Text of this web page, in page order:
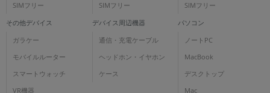
SIMフリー
SIMフリー
SIMフリー
その他デバイス
ガラケー
モバイルルーター
スマートウォッチ
VR機器
デバイス周辺機器
通信・充電ケーブル
ヘッドホン・イヤホン
ケース
パソコン
ノートPC
MacBook
デスクトップ
Mac